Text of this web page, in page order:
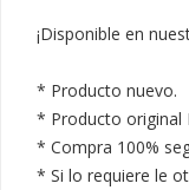
¡Disponible en
* Producto nuevo.
* Producto original
* Compra 100%
* Si lo requiere le